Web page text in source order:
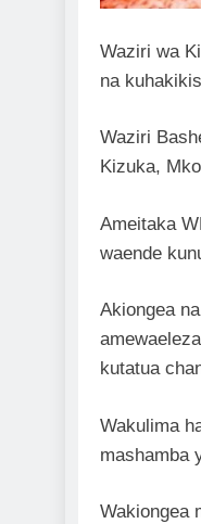
Waziri wa
na
Waziri
Kizuka,
Ameitaka
waende
Akiongea
kutatua
Wakulima
mashamba
Wakiongea